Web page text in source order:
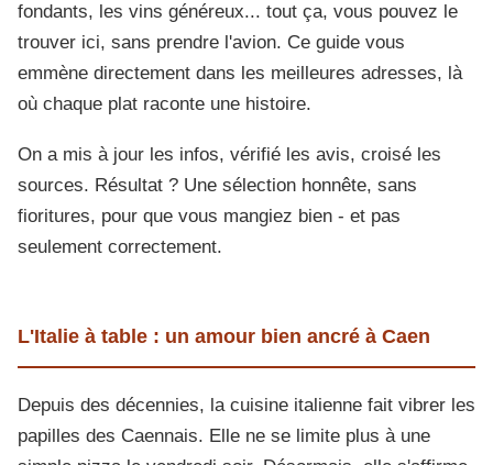
fondants, les vins généreux... tout ça, vous pouvez le
trouver ici, sans prendre l'avion. Ce guide vous
emmène directement dans les meilleures adresses, là
où chaque plat raconte une histoire.
On a mis à jour les infos, vérifié les avis, croisé les
sources. Résultat ? Une sélection honnête, sans
fioritures, pour que vous mangiez bien - et pas
seulement correctement.
L'Italie à table : un amour bien ancré à Caen
Depuis des décennies, la cuisine italienne fait vibrer les
papilles des Caennais. Elle ne se limite plus à une